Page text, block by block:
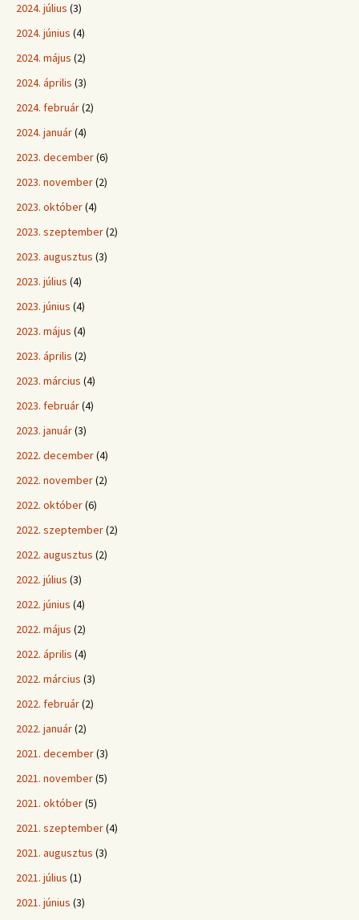
2024. július (3)
2024. június (4)
2024. május (2)
2024. április (3)
2024. február(2)
2024. január(4)
2023. december(6)
2023. november(2)
2023. október(4)
2023. szeptember(2)
2023. augusztus (3)
2023. július (4)
2023. június (4)
2023. május (4)
2023. április (2)
2023. március (4)
2023. február(4)
2023. január(3)
2022. december(4)
2022. november(2)
2022. október(6)
2022. szeptember(2)
2022. augusztus (2)
2022. július (3)
2022. június (4)
2022. május (2)
2022. április (4)
2022. március (3)
2022. február(2)
2022. január(2)
2021. december(3)
2021. november(5)
2021. október(5)
2021. szeptember(4)
2021. augusztus (3)
2021. július (1)
2021. június (3)